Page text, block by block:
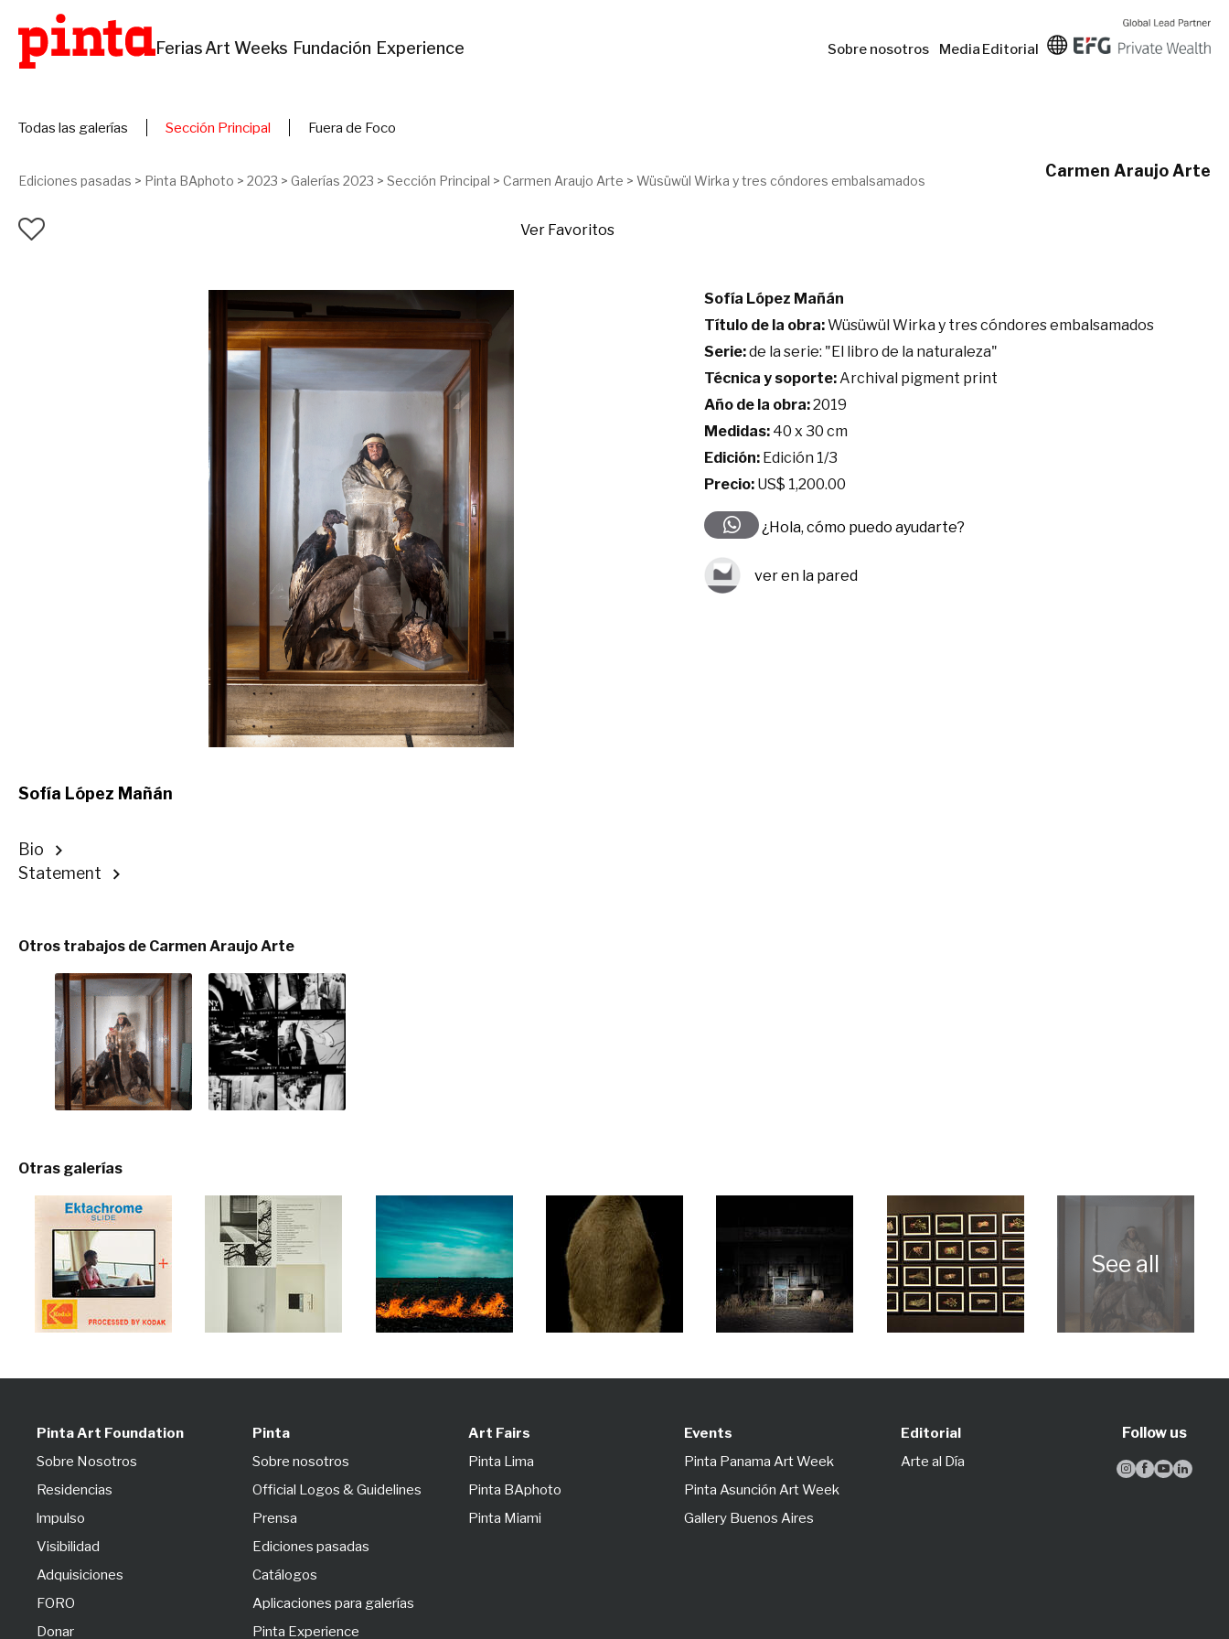
FeriasArt Weeks Fundación Experience Sobre nosotros Media Editorial
Todas las galerías Sección Principal Fuera de Foco
Ediciones pasadas > Pinta BAphoto > 2023 > Galerías 2023 > Sección Principal > Carmen Araujo Arte > Wüsüwül Wirka y tres cóndores embalsamados
Carmen Araujo Arte
Ver Favoritos
Sofía López Mañán
Bio
Statement
Sofía López Mañán
Título de la obra:Wüsüwül Wirka y tres cóndores embalsamados
Serie:de la serie: "El libro de la naturaleza"
Técnica y soporte:Archival pigment print
Año de la obra:2019
Medidas: 40 x 30 cm
Edición: Edición 1/3
Precio: US$ 1,200.00
¿Hola, cómo puedo ayudarte?
ver en la pared
Otros trabajos de Carmen Araujo Arte
Otras galerías
Pinta Art Foundation
Sobre Nosotros
Residencias
lmpulso
Visibilidad
Adquisiciones
FORO
Donar
Pinta
Sobre nosotros
Official Logos & Guidelines
Prensa
Ediciones pasadas
Catálogos
Aplicaciones para galerías
Pinta Experience
Art Fairs
Pinta Lima
Pinta BAphoto
Pinta Miami
Events
Pinta Panama Art Week
Pinta Asunción Art Week
Gallery Buenos Aires
Editorial
Arte al Día
Follow us
   